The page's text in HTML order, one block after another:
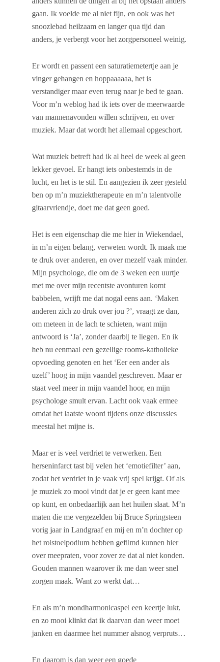
gaan. Ik voelde me al niet fijn, en ook was het
snoozlebad heilzaam en langer qua tijd dan
anders, je verbergt voor het zorgpersoneel weinig.
Er wordt en passent een saturatiemetertje aan je
vinger gehangen en hoppaaaaaa, het is
verstandiger maar even terug naar je bed te gaan.
Voor m’n weblog had ik iets over de meerwaarde
van mannenavonden willen schrijven, en over
muziek. Maar dat wordt het allemaal opgeschort.
Wat muziek betreft had ik al heel de week al geen
lekker gevoel. Er hangt iets onbestemds in de
lucht, en het is te stil. En aangezien ik zeer gesteld
ben op m’n muziektherapeute en m’n talentvolle
gitaarvriendje, doet me dat geen goed.
Het is een eigenschap die me hier in Wiekendael,
in m’n eigen belang, verweten wordt. Ik maak me
te druk over anderen, en over mezelf vaak minder.
Mijn psychologe, die om de 3 weken een uurtje
met me over mijn recentste avonturen komt
babbelen, wrijft me dat nogal eens aan. ‘Maken
anderen zich zo druk over jou ?’, vraagt ze dan,
om meteen in de lach te schieten, want mijn
antwoord is ‘Ja’, zonder daarbij te liegen. En ik
heb nu eenmaal een gezellige rooms-katholieke
opvoeding genoten en het ‘Eer een ander als
uzelf’ hoog in mijn vaandel geschreven. Maar er
staat veel meer in mijn vaandel hoor, en mijn
psychologe smult ervan. Lacht ook vaak ermee
omdat het laatste woord tijdens onze discussies
meestal het mijne is.
Maar er is veel verdriet te verwerken. Een
herseninfarct tast bij velen het ‘emotiefilter’ aan,
zodat het verdriet in je vaak vrij spel krijgt. Of als
je muziek zo mooi vindt dat je er geen kant mee
op kunt, en onbedaarlijk aan het huilen slaat. M’n
maten die me vergezelden bij Bruce Springsteen
vorig jaar in Landgraaf en mij en m’n dochter op
het rolstoelpodium hebben gefilmd kunnen hier
over meepraten, voor zover ze dat al niet konden.
Gouden mannen waarover ik me dan weer snel
zorgen maak. Want zo werkt dat…
En als m’n mondharmonicaspel een keertje lukt,
en zo mooi klinkt dat ik daarvan dan weer moet
janken en daarmee het nummer alsnog verpruts…
En daarom is dan weer een goede